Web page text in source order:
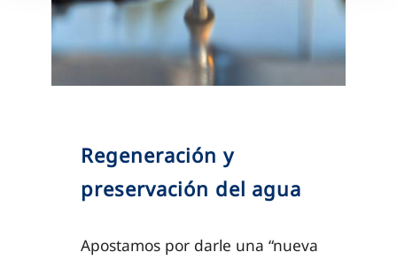
Regeneración y
preservación del agua
Apostamos por darle una “nueva